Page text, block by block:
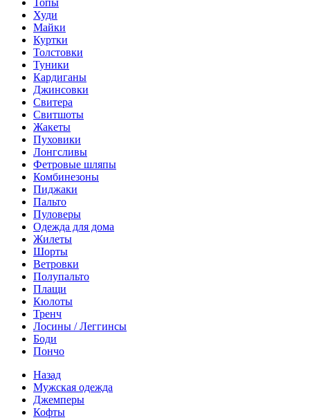
Топы
Худи
Майки
Куртки
Толстовки
Туники
Кардиганы
Джинсовки
Свитера
Свитшоты
Жакеты
Пуховики
Лонгсливы
Фетровые шляпы
Комбинезоны
Пиджаки
Пальто
Пуловеры
Одежда для дома
Жилеты
Шорты
Ветровки
Полупальто
Плащи
Кюлоты
Тренч
Лосины / Леггинсы
Боди
Пончо
Назад
Мужская одежда
Джемперы
Кофты